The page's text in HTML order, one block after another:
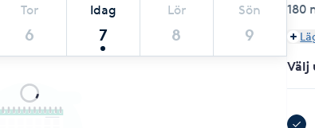
Tor
6
Idag
7
Lör
8
Sön
9
180
Välj